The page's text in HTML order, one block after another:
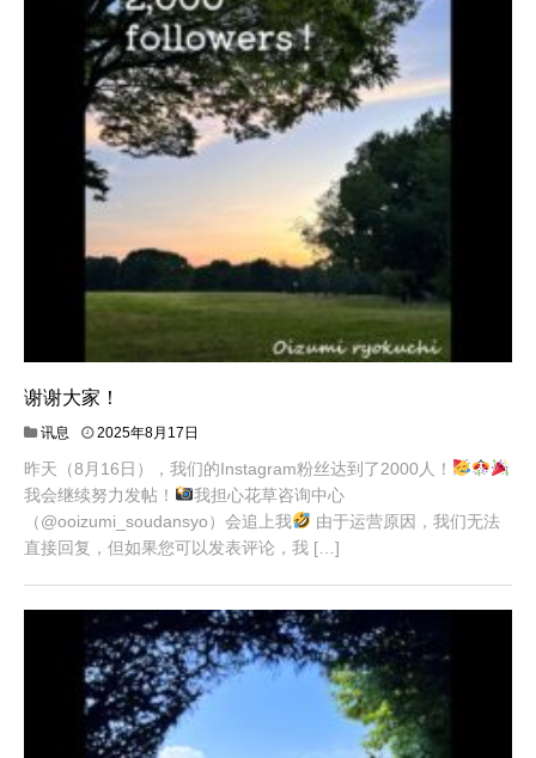
谢谢大家！
讯息 2025年8月17日
昨天（8月16日），我们的Instagram粉丝达到了2000人！
我会继续努力发帖！
我担心花草咨询中心
（@ooizumi_soudansyo）会追上我
由于运营原因，我们无法
直接回复，但如果您可以发表评论，我 […]